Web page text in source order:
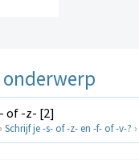
of -z- [2]
› Schrijf je -s- of -z- en -f- of -v-? ›